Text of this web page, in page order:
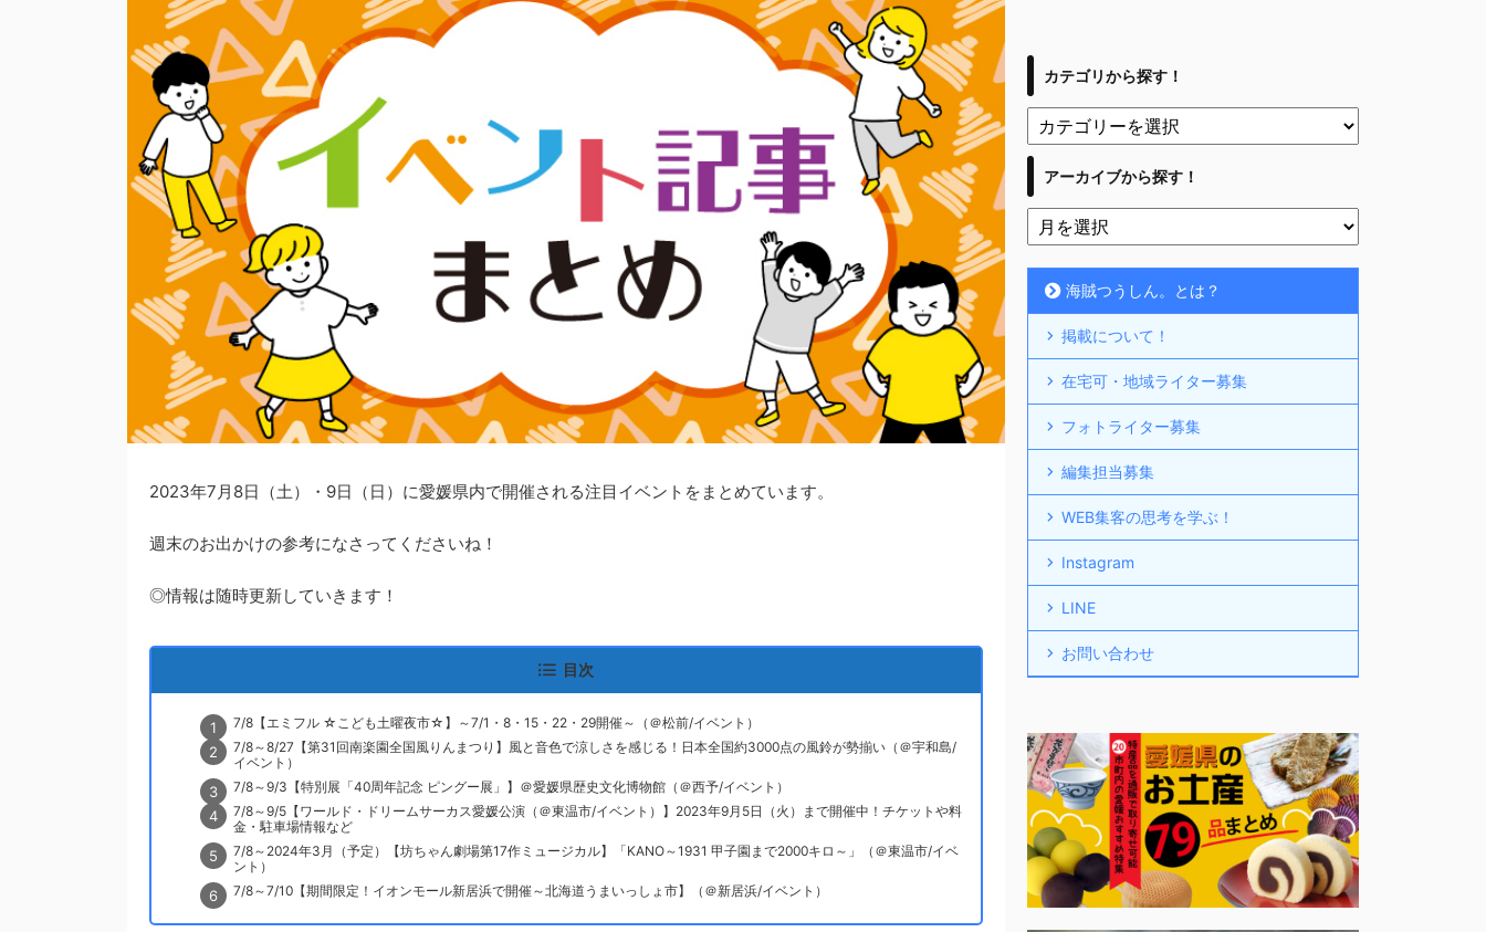
2023年7月8日（土）・9日（日）に愛媛県内で開催される注目イベントをまとめています。
週末のお出かけの参考になさってくださいね！
◎情報は随時更新していきます！
目次
7/8【エミフル ☆こども土曜夜市☆】～7/1・8・15・22・29開催～（＠松前/イベント）
7/8～8/27【第31回南楽園全国風りんまつり】風と音色で涼しさを感じる！日本全国約3000点の風鈴が勢揃い（＠宇和島/
イベント）
7/8～9/3【特別展「40周年記念 ピングー展」】＠愛媛県歴史文化博物館（＠西予/イベント）
7/8～9/5【ワールド・ドリームサーカス愛媛公演（＠東温市/イベント）】2023年9月5日（火）まで開催中！チケットや料
金・駐車場情報など
7/8～2024年3月（予定）【坊ちゃん劇場第17作ミュージカル】「KANO～1931 甲子園まで2000キロ～」（＠東温市/イベ
ント）
7/8～7/10【期間限定！イオンモール新居浜で開催～北海道うまいっしょ市】（＠新居浜/イベント）
カテゴリから探す！
アーカイブから探す！
海賊つうしん。とは？
掲載について！
在宅可・地域ライター募集
フォトライター募集
編集担当募集
WEB集客の思考を学ぶ！
Instagram
LINE
お問い合わせ